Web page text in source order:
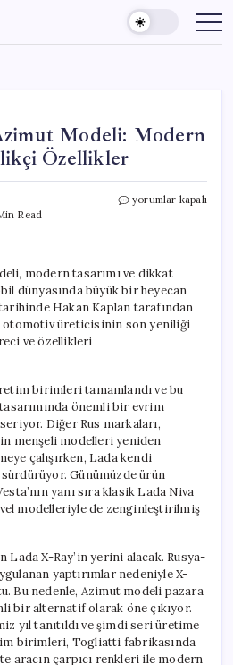
Modeli: Modern
Özellikler
Read
Lada’nın
Tasarım
ve
Yenilikçi
Özellikler
yorumlar kapalı
modern tasarımı ve dikkat
dünyasında büyük bir heyecan
Hakan Kaplan tarafından
otomotiv üreticisinin son yeniliği
ve özellikleri
birimleri tamamlandı ve bu
tasarımında önemli bir evrim
Diğer Rus markaları,
menşeli modelleri yeniden
çalışırken, Lada kendi
Günümüzde ürün
yanı sıra klasik Lada Niva
modelleriyle de zenginleştirilmiş
Lada X-Ray’in yerini alacak. Rusya-
yaptırımlar nedeniyle X-
Bu nedenle, Azimut modeli pazara
bir alternatif olarak öne çıkıyor.
yıl tanıtıldı ve şimdi seri üretime
birimleri, Togliatti fabrikasında
aracın çarpıcı renkleri ile modern